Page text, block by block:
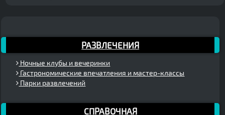
РАЗВЛЕЧЕНИЯ
Ночные клубы и вечеринки
Гастрономические впечатления и мастер-классы
Парки развлечений
СПРАВОЧНАЯ